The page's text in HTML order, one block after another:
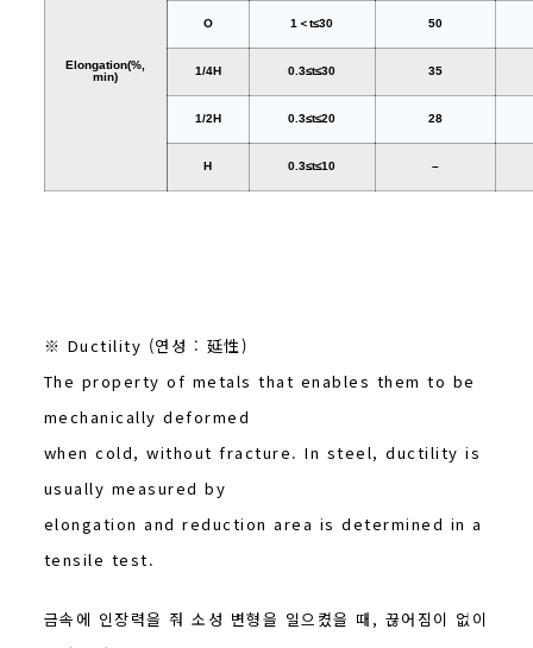
Elongation(%,
min)
O 1＜t≤30 50
1/4H 0.3≤t≤30 35
1/2H 0.3≤t≤20 28
H 0.3≤t≤10 –
※ Ductility (연성 : 延性)
The property of metals that enables them to be
mechanically deformed
when cold, without fracture. In steel, ductility is
usually measured by
elongation and reduction area is determined in a
tensile test.
금속에 인장력을 줘 소성 변형을 일으켰을 때, 끊어짐이 없이